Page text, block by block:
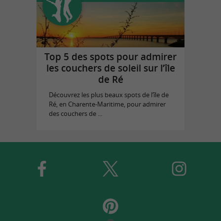
Top 5 des spots pour admirer
les couchers de soleil sur l’île
de Ré
Découvrez les plus beaux spots de l’île de
Ré, en Charente-Maritime, pour admirer
des couchers de ...